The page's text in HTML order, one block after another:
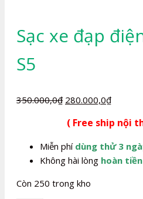
Sạc xe đạp
S5
350.000,0₫ Giá
là:
350.000,0₫.
280.000,0₫Giá
tại
là:
( Free ship nội
Miễn phí dùng thử 3
Không hài lòng hoàn
Còn 250 trong kho